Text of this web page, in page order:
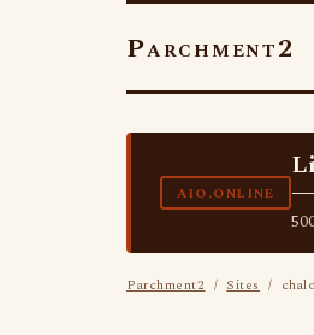
Parchment2
AIO.ONLINE
Parchment2 / Sites /